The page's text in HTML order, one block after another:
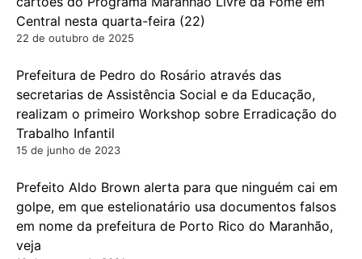
Central nesta quarta-feira (22)
22 de outubro de 2025
Prefeitura de Pedro do Rosário através das
secretarias de Assistência Social e da Educação,
realizam o primeiro Workshop sobre Erradicação do
Trabalho Infantil
15 de junho de 2023
Prefeito Aldo Brown alerta para que ninguém cai em
golpe, em que estelionatário usa documentos falsos
em nome da prefeitura de Porto Rico do Maranhão,
veja